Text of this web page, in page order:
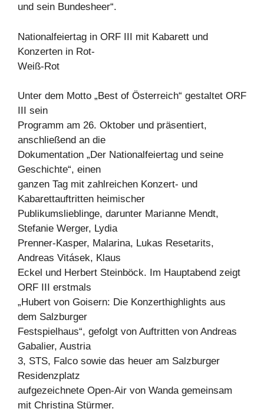
und sein Bundesheer“.
Nationalfeiertag in ORF III mit Kabarett und
Konzerten in Rot-
Weiß-Rot
Unter dem Motto „Best of Österreich“ gestaltet ORF
III sein
Programm am 26. Oktober und präsentiert,
anschließend an die
Dokumentation „Der Nationalfeiertag und seine
Geschichte“, einen
ganzen Tag mit zahlreichen Konzert- und
Kabarettauftritten heimischer
Publikumslieblinge, darunter Marianne Mendt,
Stefanie Werger, Lydia
Prenner-Kasper, Malarina, Lukas Resetarits,
Andreas Vitásek, Klaus
Eckel und Herbert Steinböck. Im Hauptabend zeigt
ORF III erstmals
„Hubert von Goisern: Die Konzerthighlights aus
dem Salzburger
Festspielhaus“, gefolgt von Auftritten von Andreas
Gabalier, Austria
3, STS, Falco sowie das heuer am Salzburger
Residenzplatz
aufgezeichnete Open-Air von Wanda gemeinsam
mit Christina Stürmer.